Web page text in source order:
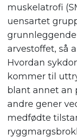
muskelatrofi
uensartet
arvestoffet, så
Hvordan
kommer til
blant annet an
andre gener
medfødte